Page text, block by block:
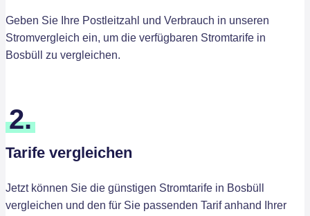
Geben Sie Ihre Postleitzahl und Verbrauch in unseren
Stromvergleich ein, um die verfügbaren Stromtarife in
Bosbüll zu vergleichen.
2.
Tarife vergleichen
Jetzt können Sie die günstigen Stromtarife in Bosbüll
vergleichen und den für Sie passenden Tarif anhand Ihrer